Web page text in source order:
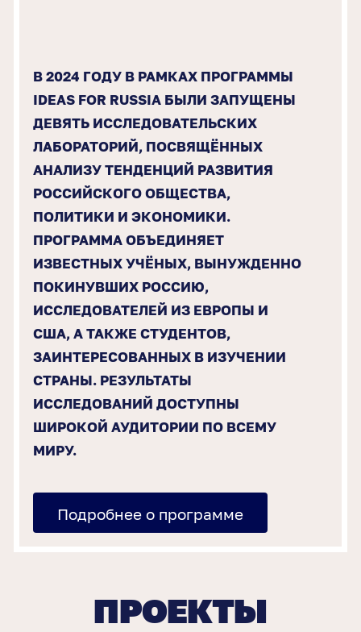
В 2024 ГОДУ В РАМКАХ ПРОГРАММЫ
IDEAS FOR RUSSIA БЫЛИ ЗАПУЩЕНЫ
ДЕВЯТЬ ИССЛЕДОВАТЕЛЬСКИХ
ЛАБОРАТОРИЙ, ПОСВЯЩЁННЫХ
АНАЛИЗУ ТЕНДЕНЦИЙ РАЗВИТИЯ
РОССИЙСКОГО ОБЩЕСТВА,
ПОЛИТИКИ И ЭКОНОМИКИ.
ПРОГРАММА ОБЪЕДИНЯЕТ
ИЗВЕСТНЫХ УЧЁНЫХ, ВЫНУЖДЕННО
ПОКИНУВШИХ РОССИЮ,
ИССЛЕДОВАТЕЛЕЙ ИЗ ЕВРОПЫ И
США, А ТАКЖЕ СТУДЕНТОВ,
ЗАИНТЕРЕСОВАННЫХ В ИЗУЧЕНИИ
СТРАНЫ. РЕЗУЛЬТАТЫ
ИССЛЕДОВАНИЙ ДОСТУПНЫ
ШИРОКОЙ АУДИТОРИИ ПО ВСЕМУ
МИРУ.
Подробнее о программе
ПРОЕКТЫ